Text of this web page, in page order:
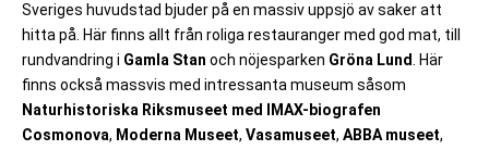
Sveriges huvudstad bjuder på en massiv uppsjö av saker att
hitta på. Här finns allt från roliga restauranger med god mat, till
rundvandring i Gamla Stan och nöjesparken Gröna Lund
. Här
finns också massvis med intressanta museum såsom
Naturhistoriska Riksmuseet med IMAX-biografen
Cosmonova, Moderna Museet, Vasamuseet, ABBA museet,